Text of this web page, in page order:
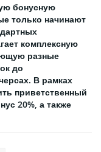
бонусную
только начинают
комплексную
разные
до
В рамках
приветственный
20%, а также